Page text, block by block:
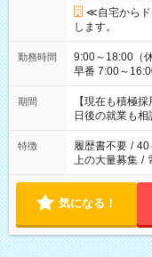
≪自宅からド
します。
勤務時間
9:00～18:00（休憩60分） ■ご希望が
早番 7:00～16:00 遅番
い」 「余裕を
たくない」 など、
の方へ 今ご覧
の勤務時間。
期間
【現在も積極
日後の就業も相
特徴 履歴書不要 / 40
上の大量募集 /
気になる！